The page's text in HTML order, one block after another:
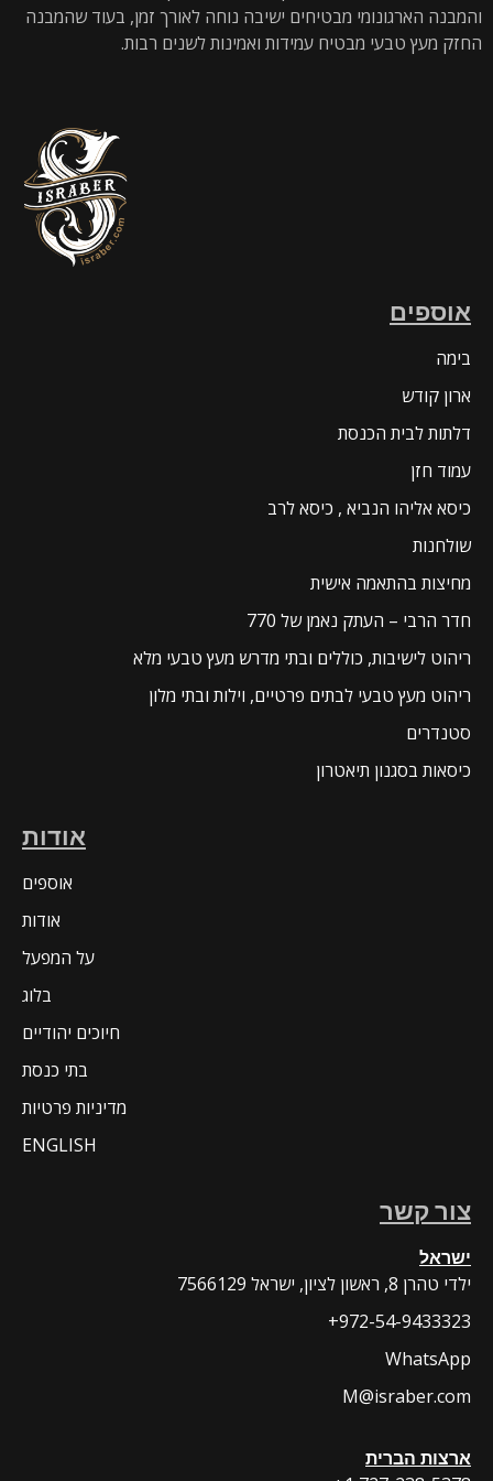
והמבנה הארגונומי מבטיחים ישיבה נוחה לאורך זמן, בעוד שהמבנה
החזק מעץ טבעי מבטיח עמידות ואמינות לשנים רבות.
אוספים
בימה
ארון קודש
דלתות לבית הכנסת
עמוד חזן
כיסא אליהו הנביא , כיסא לרב
שולחנות
מחיצות בהתאמה אישית
חדר הרבי – העתק נאמן של 770
ריהוט לישיבות, כוללים ובתי מדרש מעץ טבעי מלא
ריהוט מעץ טבעי לבתים פרטיים, וילות ובתי מלון
סטנדרים
כיסאות בסגנון תיאטרון
אודות
אוספים
אודות
על המפעל
בלוג
חיוכים יהודיים
בתי כנסת
מדיניות פרטיות
ENGLISH
צור קשר
ישראל
7566129 ילדי טהרן 8, ראשון לציון, ישראל
+972-54-9433323
WhatsApp
M@israber.com
ארצות הברית